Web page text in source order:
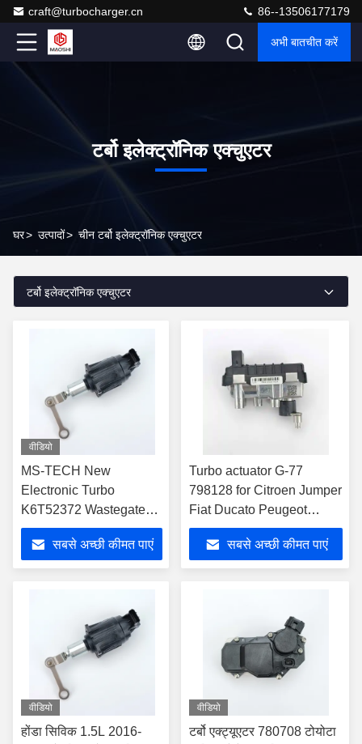
craft@turbocharger.cn 86--13506177179
अभी बातचीत करें
टर्बो इलेक्ट्रॉनिक एक्चुएटर
घर> उत्पादों> चीन टर्बो इलेक्ट्रॉनिक एक्चुएटर
टर्बो इलेक्ट्रॉनिक एक्चुएटर
वीडियो
MS-TECH New
Electronic Turbo
K6T52372 Wastegate
Actuator For Honda
Civic 1.5L 2016-2019
सबसे अच्छी कीमत पाएं
Turbo actuator G-77
798128 for Citroen Jumper
Fiat Ducato Peugeot
Boxer 2.2 HDi
सबसे अच्छी कीमत पाएं
वीडियो
होंडा सिविक 1.5L 2016-
वीडियो
टर्बो एक्ट्यूएटर 780708 टोयोटा